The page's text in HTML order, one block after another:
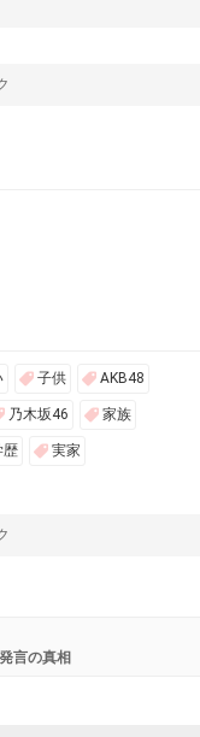
子供 AKB48
乃木坂46 家族
歴 実家
言の真相